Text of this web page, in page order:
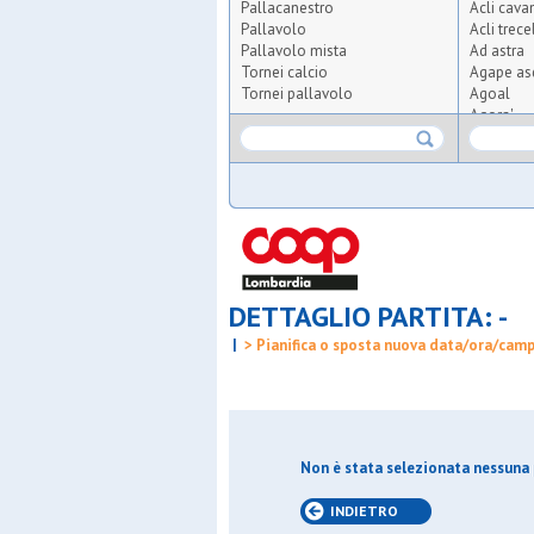
Pallacanestro
Pallavolo
Pallavolo mista
Tornei calcio
Tornei pallavolo
Acli
Acli
Ad astra
Agape
Agoal
Agora'
Agrisport
Aics olmi
Anni verdi
Anni verdi
Apo
Arca
Ardita
DETTAGLIO PARTITA: -
| > Pianifica o sposta nuova data/ora/
Non è stata selezionata
INDIETRO